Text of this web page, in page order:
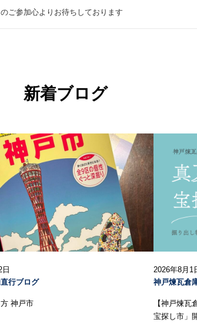
ご参加心よりお待ちしております
新着ブログ
行ブログ
神戸市
2026年8月1
神戸煉瓦倉
【神戸煉瓦
宝探し市」